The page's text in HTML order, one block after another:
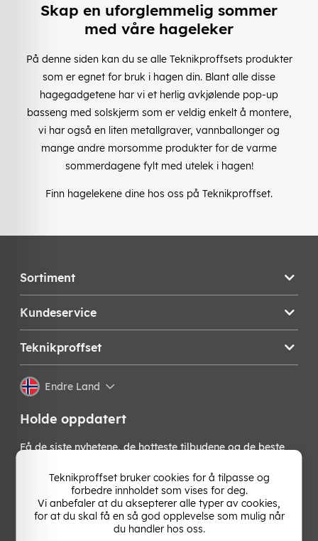
Skap en uforglemmelig sommer
med våre hageleker
På denne siden kan du se alle Teknikproffsets produkter
som er egnet for bruk i hagen din. Blant alle disse
hagegadgetene har vi et herlig avkjølende pop-up
basseng med solskjerm som er veldig enkelt å montere,
vi har også en liten metallgraver, vannballonger og
mange andre morsomme produkter for de varme
sommerdagene fylt med utelek i hagen!
Finn hagelekene dine hos oss på Teknikproffset.
Sortiment
Kundeservice
Teknikproffset
Endre Land
Holde oppdatert
Få de siste nyhetene, de hotteste tilbudene og de beste
nyhetsbrev!
OK
Teknikproffset bruker cookies for å tilpasse og
forbedre innholdet som vises for deg.
Vi anbefaler at du aksepterer alle typer av cookies,
for at du skal få en så god opplevelse som mulig når
du handler hos oss.